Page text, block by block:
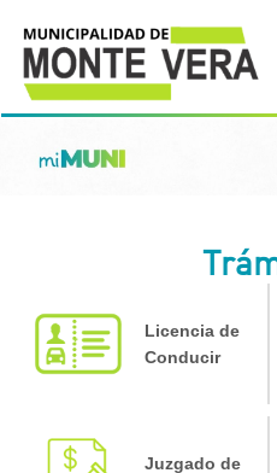
Licencia de
Conducir
Juzgado de